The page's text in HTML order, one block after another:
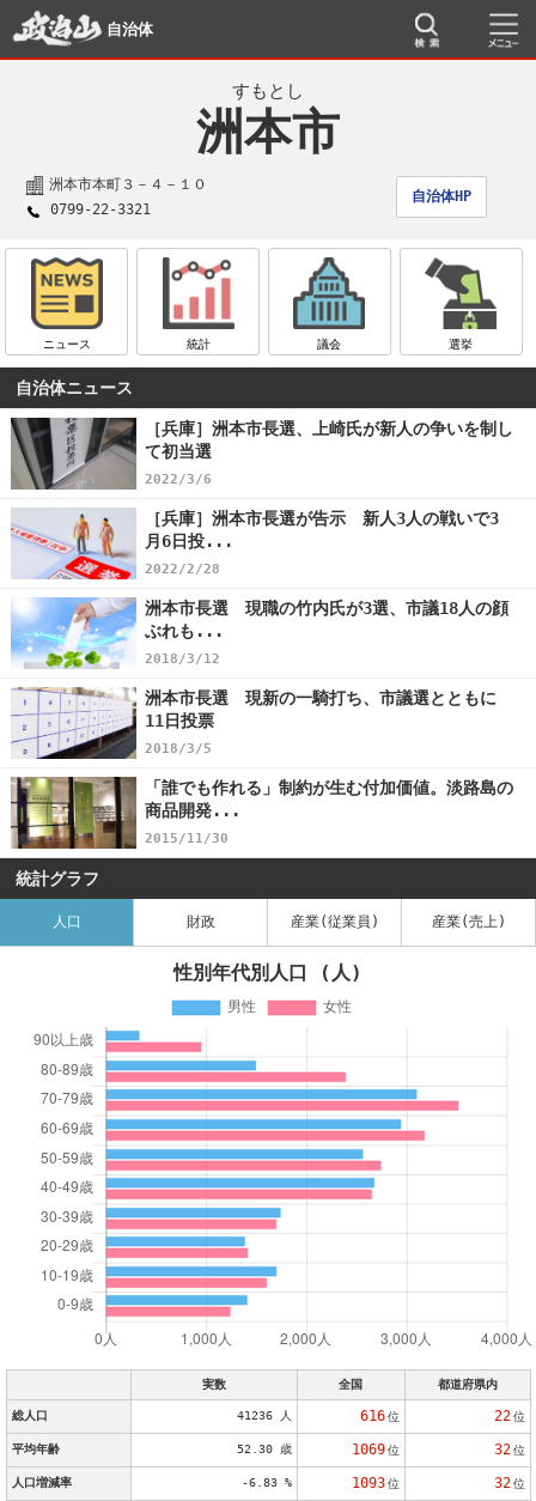
自治体
すもとし
洲本市
洲本市本町３－４－１０
自治体HP
0799-22-3321
ニュース 統計 議会 選挙
自治体ニュース
［兵庫］洲本市長選、上崎氏が新人の争いを制し
て初当選
2022/3/6
［兵庫］洲本市長選が告示 新人3人の戦いで3
月6日投...
2022/2/28
洲本市長選 現職の竹内氏が3選、市議18人の顔
ぶれも...
2018/3/12
洲本市長選 現新の一騎打ち、市議選とともに
11日投票
2018/3/5
「誰でも作れる」制約が生む付加価値。淡路島の
商品開発...
2015/11/30
統計グラフ
人口 財政 産業(従業員) 産業(売上)
性別年代別人口 (人)
実数 全国 都道府県内
総人口 41236 人 616 位 22 位
平均年齢 52.30 歳 1069 位 32 位
人口増減率 -6.83 % 1093 位 32 位